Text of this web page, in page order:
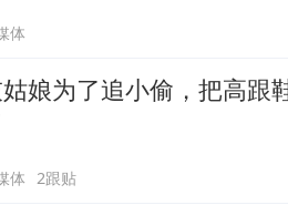
体
娘为了追小偷，把高跟
体 2跟贴